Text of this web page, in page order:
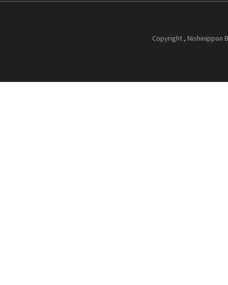
Copyright , Nishinippon